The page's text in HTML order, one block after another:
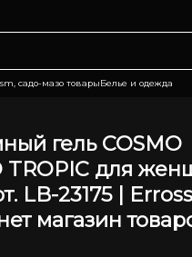
садо-мазо товарыБелье и одежда
гель COSMO
TROPIC для
LB-23175 | Erross
магазин